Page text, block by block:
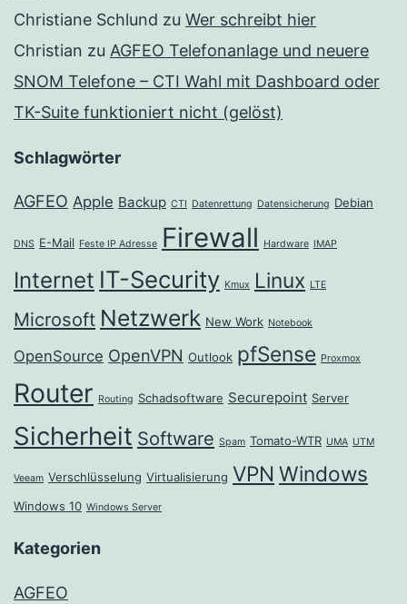
Christiane Schlund zu Wer schreibt hier
Christian zu AGFEO Telefonanlage und neuere
SNOM Telefone – CTI Wahl mit Dashboard oder
TK-Suite funktioniert nicht (gelöst)
Schlagwörter
AGFEO Apple Backup CTI Datenrettung Datensicherung Debian
DNS E-Mail Feste IP Adresse Firewall Hardware IMAP
Internet IT-Security Kmux Linux LTE
Microsoft Netzwerk New Work Notebook
OpenSource OpenVPN Outlook pfSense Proxmox
Router Routing Schadsoftware Securepoint Server
Sicherheit Software Spam Tomato-WTR UMA UTM
Veeam Verschlüsselung Virtualisierung VPN Windows
Windows 10 Windows Server
Kategorien
AGFEO